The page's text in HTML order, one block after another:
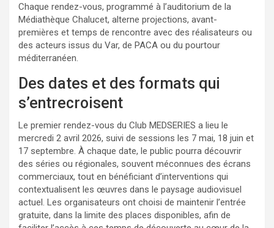
Chaque rendez-vous, programmé à l’auditorium de la
Médiathèque Chalucet, alterne projections, avant-
premières et temps de rencontre avec des réalisateurs ou
des acteurs issus du Var, de PACA ou du pourtour
méditerranéen.
Des dates et des formats qui
s’entrecroisent
Le premier rendez-vous du Club MEDSERIES a lieu le
mercredi 2 avril 2026, suivi de sessions les 7 mai, 18 juin et
17 septembre. À chaque date, le public pourra découvrir
des séries ou régionales, souvent méconnues des écrans
commerciaux, tout en bénéficiant d’interventions qui
contextualisent les œuvres dans le paysage audiovisuel
actuel. Les organisateurs ont choisi de maintenir l’entrée
gratuite, dans la limite des places disponibles, afin de